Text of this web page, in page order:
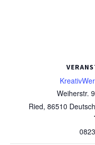
Weiherstr.
Ried, 86510